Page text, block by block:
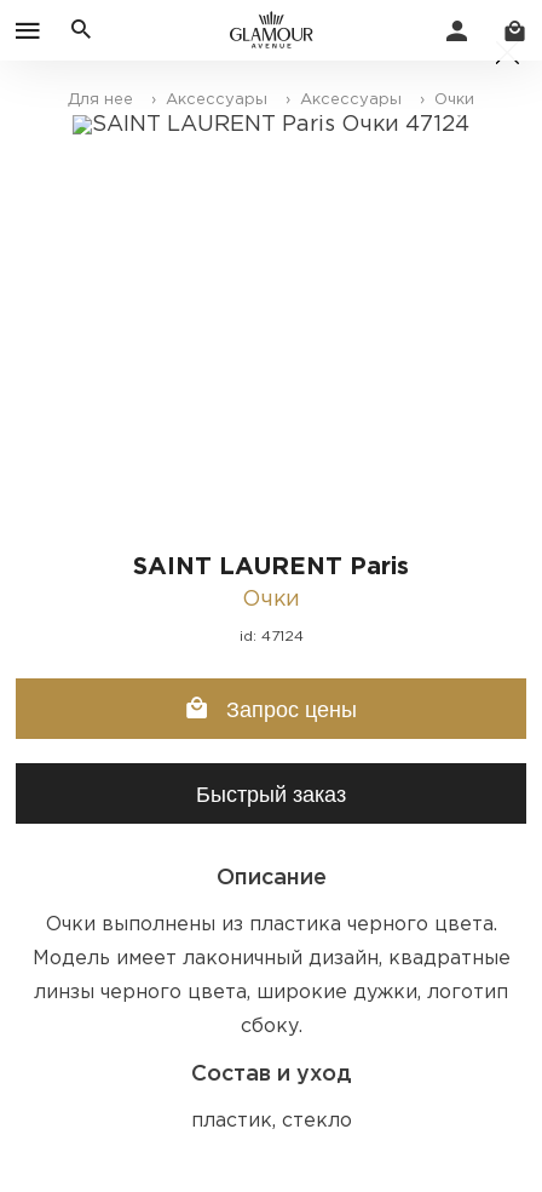
Для нее › Аксессуары › Аксессуары › Очки
SAINT LAURENT Paris
Очки
id: 47124
Запрос цены
Быстрый заказ
Описание
Очки выполнены из пластика черного цвета.
Модель имеет лаконичный дизайн, квадратные
линзы черного цвета, широкие дужки, логотип
сбоку.
Состав и уход
пластик, стекло